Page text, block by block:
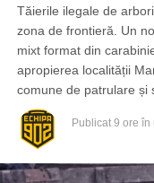
Tăierile ilegale de
zona de frontieră. Un
mixt format din
apropierea localității
comune de patrulare și
Publicat 9 ore în